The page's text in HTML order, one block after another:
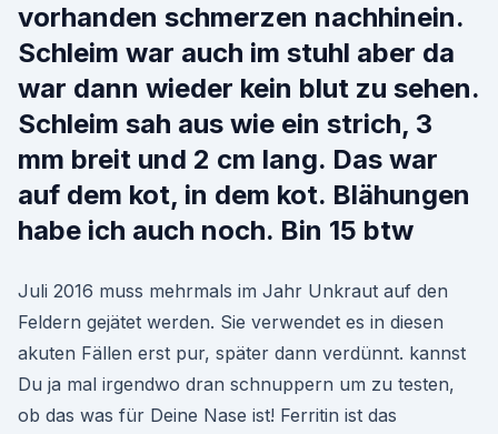
vorhanden schmerzen nachhinein.
Schleim war auch im stuhl aber da
war dann wieder kein blut zu sehen.
Schleim sah aus wie ein strich, 3
mm breit und 2 cm lang. Das war
auf dem kot, in dem kot. Blähungen
habe ich auch noch. Bin 15 btw
Juli 2016 muss mehrmals im Jahr Unkraut auf den
Feldern gejätet werden. Sie verwendet es in diesen
akuten Fällen erst pur, später dann verdünnt. kannst
Du ja mal irgendwo dran schnuppern um zu testen,
ob das was für Deine Nase ist! Ferritin ist das